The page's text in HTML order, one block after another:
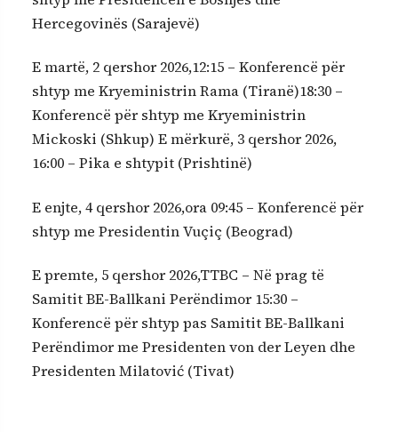
Hercegovinës (Sarajevë)
E martë, 2 qershor 2026,12:15 – Konferencë për
shtyp me Kryeministrin Rama (Tiranë)18:30 –
Konferencë për shtyp me Kryeministrin
Mickoski (Shkup) E mërkurë, 3 qershor 2026,
16:00 – Pika e shtypit (Prishtinë)
E enjte, 4 qershor 2026,ora 09:45 – Konferencë për
shtyp me Presidentin Vuçiç (Beograd)
E premte, 5 qershor 2026,TTBC – Në prag të
Samitit BE-Ballkani Perëndimor 15:30 –
Konferencë për shtyp pas Samitit BE-Ballkani
Perëndimor me Presidenten von der Leyen dhe
Presidenten Milatović (Tivat)